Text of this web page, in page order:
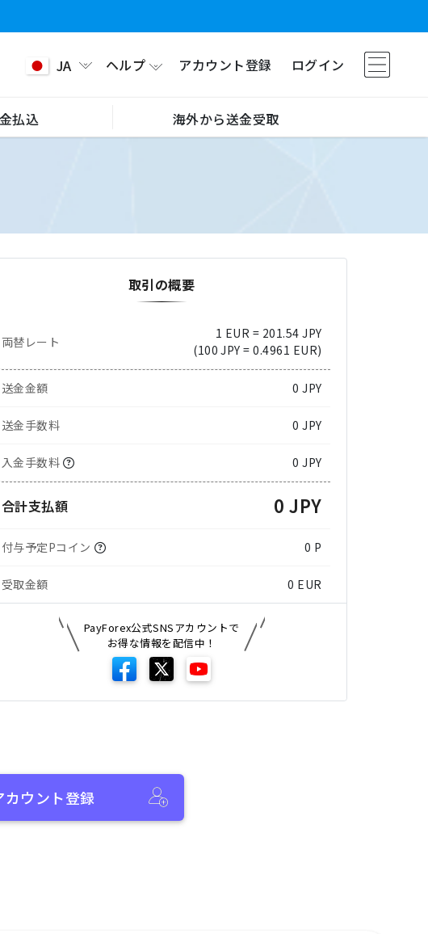
JA ヘルプ アカウント登録 ログイン
払込 海外から送金受取
取引の概要
両替レート
1 EUR = 201.54 JPY
(100 JPY = 0.4961 EUR)
送金金額 0 JPY
送金手数料 0 JPY
入金手数料 0 JPY
合計支払額 0 JPY
付与予定Pコイン 0 P
受取金額 0 EUR
PayForex公式SNSアカウントで
お得な情報を配信中！
カウント登録